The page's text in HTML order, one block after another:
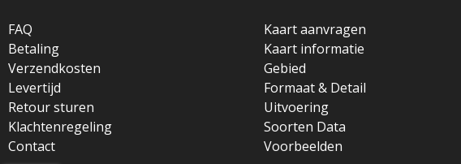
FAQ
Betaling
Verzendkosten
Levertijd
Retour sturen
Klachtenregeling
Contact
Kaart aanvragen
Kaart informatie
Gebied
Formaat & Detail
Uitvoering
Soorten Data
Voorbeelden